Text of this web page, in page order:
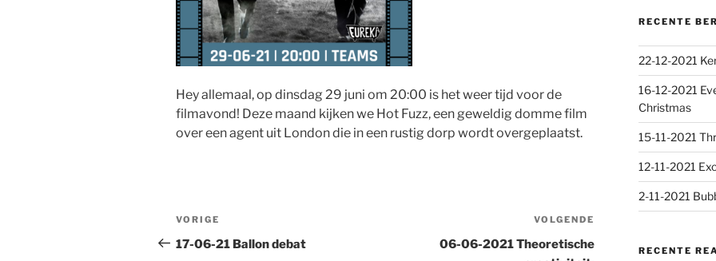
Hey allemaal, op dinsdag 29 juni om 20:00 is het weer tijd voor de
filmavond! Deze maand kijken we Hot Fuzz, een geweldig domme film
over een agent uit London die in een rustig dorp wordt overgeplaatst.
Bericht
navigatie
Vorig
bericht
VORIGE
17-06-21 Ballon debat
bericht
VOLGENDE
06-06-2021 Theoretische
RECENTE
22-12-2021
16-12-2021
Christmas
15-11-2021
12-11-2021
2-11-2021
RECENTE